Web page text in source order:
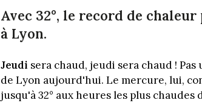
Avec 32°, le record de
à Lyon.
Jeudi sera chaud, jeudi sera chaud !
de Lyon aujourd'hui. Le mercure, lui,
jusqu'à 32° aux heures les plus